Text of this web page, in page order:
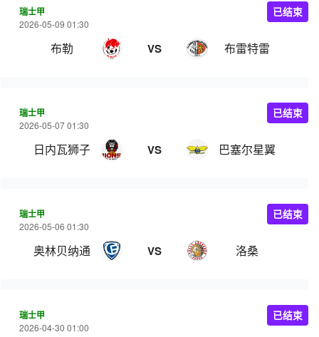
瑞士甲
2026-05-09 01:30
布勒 VS 布雷特雷
已结束
瑞士甲
2026-05-07 01:30
日内瓦狮子 VS 巴塞尔星翼
已结束
瑞士甲
2026-05-06 01:30
奥林贝纳通 VS 洛桑
已结束
瑞士甲
2026-04-30 01:00
已结束